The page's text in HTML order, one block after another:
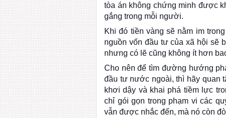
tòa án không chứng minh được
gắng trong mỗi người.
Khi đó tiền vàng sẽ nằm im
nguồn vốn đầu tư của xã hội sẽ
nhưng có lẽ cũng không ít hơn
Cho nên để tìm đường hướng
đầu tư nước ngoài, thì hãy quan
khơi dậy và khai phá tiềm lực
chỉ gói gọn trong phạm vi các
vẫn được nhắc đến, mà nó còn